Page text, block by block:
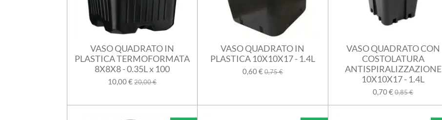
VASO QUADRATO IN
PLASTICA TERMOFORMATA
8X8X8 - 0.35L x 100
10,00 €20,00 €
VASO QUADRATO IN
PLASTICA 10X10X17 - 1.4L
0,60 €0,75 €
VASO QUADRATO CON
COSTOLATURA
ANTISPIRALIZZAZIONE
10X10X17 - 1.4L
0,70 €0,85 €